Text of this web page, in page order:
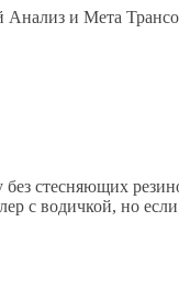
и Мета
стесняющих
с водичкой, но